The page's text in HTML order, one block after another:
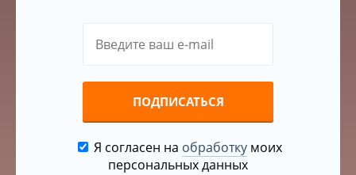
ПОДПИСАТЬСЯ
Я согласен на обработкумоих
персональных данных